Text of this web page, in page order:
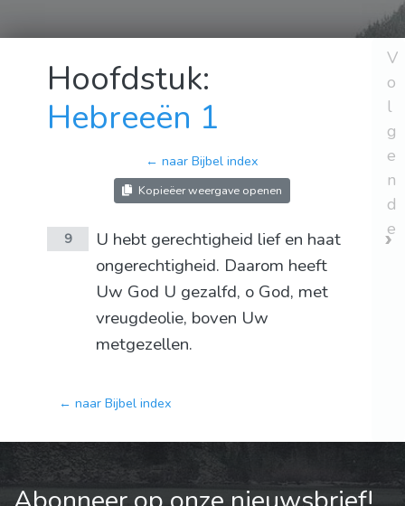
Hoofdstuk:
Hebreeën 1
← naar Bijbel index
Kopieëer weergave openen
9
U hebt gerechtigheid lief en haat
ongerechtigheid. Daarom heeft
Uw God U gezalfd, o God, met
vreugdeolie, boven Uw
metgezellen.
← naar Bijbel index
V
o
l
g
e
n
d
e